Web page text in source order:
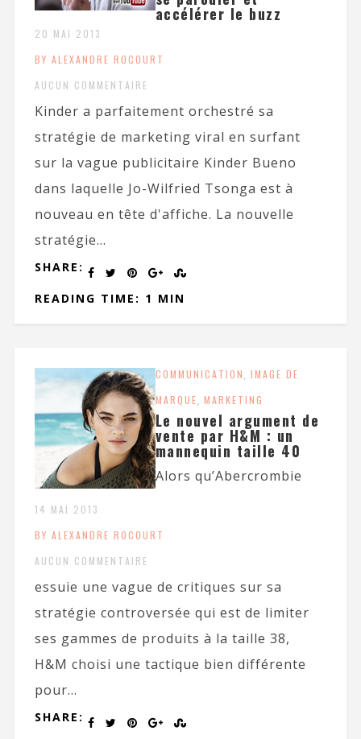
accélérer le buzz
20 MAI 2013
BY ALEXANDRE ROCOURT
AUCUN COMMENTAIRE
Kinder a parfaitement orchestré sa
stratégie de marketing viral en surfant
sur la vague publicitaire Kinder Bueno
dans laquelle Jo-Wilfried Tsonga est à
nouveau en tête d'affiche. La nouvelle
stratégie...
SHARE:
READING TIME: 1 MIN
COMMUNICATION, IMAGE DE
MARQUE, MARKETING
Le nouvel argument de
vente par H&M : un
mannequin taille 40
14 MAI 2013
BY ALEXANDRE ROCOURT
AUCUN COMMENTAIRE
Alors qu’Abercrombie
essuie une vague de critiques sur sa
stratégie controversée qui est de limiter
ses gammes de produits à la taille 38,
H&M choisi une tactique bien différente
pour...
SHARE: